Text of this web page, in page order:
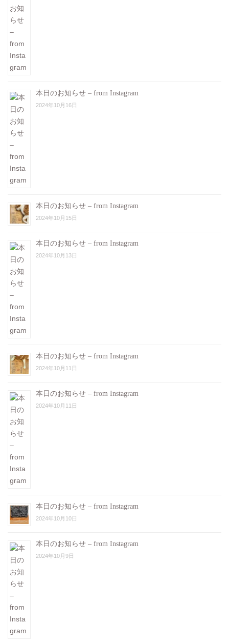
本日のお知らせ – from Instagram
2024年10月16日
本日のお知らせ – from Instagram
2024年10月15日
本日のお知らせ – from Instagram
2024年10月13日
本日のお知らせ – from Instagram
2024年10月11日
本日のお知らせ – from Instagram
2024年10月11日
本日のお知らせ – from Instagram
2024年10月10日
本日のお知らせ – from Instagram
2024年10月9日